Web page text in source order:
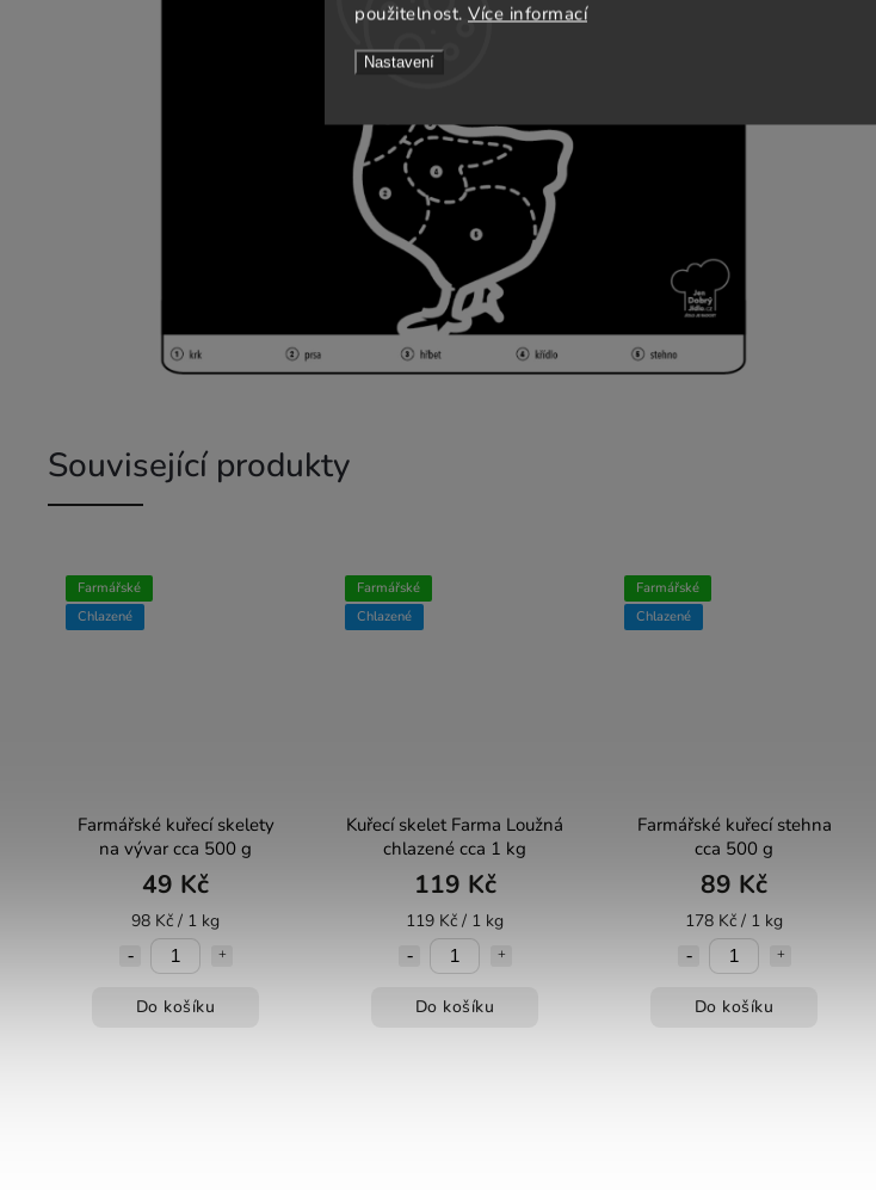
použitelnost. Více informací
Nastavení
Související produkty
Farmářské
Chlazené
Farmářské kuřecí skelety
na vývar cca 500 g
49 Kč
98 Kč / 1 kg
Do košíku
Farmářské
Chlazené
Kuřecí skelet Farma Loužná
chlazené cca 1 kg
119 Kč
119 Kč / 1 kg
Do košíku
Farmářské
Chlazené
Farmářské kuřecí stehna
cca 500 g
89 Kč
178 Kč / 1 kg
Do košíku